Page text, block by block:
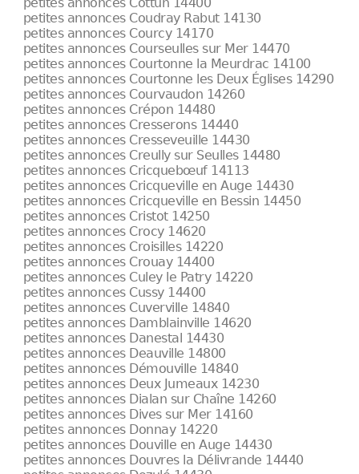
petites annonces Coudray Rabut 14130
petites annonces Courcy 14170
petites annonces Courseulles sur Mer 14470
petites annonces Courtonne la Meurdrac 14100
petites annonces Courtonne les Deux Églises 14290
petites annonces Courvaudon 14260
petites annonces Crépon 14480
petites annonces Cresserons 14440
petites annonces Cresseveuille 14430
petites annonces Creully sur Seulles 14480
petites annonces Cricquebœuf 14113
petites annonces Cricqueville en Auge 14430
petites annonces Cricqueville en Bessin 14450
petites annonces Cristot 14250
petites annonces Crocy 14620
petites annonces Croisilles 14220
petites annonces Crouay 14400
petites annonces Culey le Patry 14220
petites annonces Cussy 14400
petites annonces Cuverville 14840
petites annonces Damblainville 14620
petites annonces Danestal 14430
petites annonces Deauville 14800
petites annonces Démouville 14840
petites annonces Deux Jumeaux 14230
petites annonces Dialan sur Chaîne 14260
petites annonces Dives sur Mer 14160
petites annonces Donnay 14220
petites annonces Douville en Auge 14430
petites annonces Douvres la Délivrande 14440